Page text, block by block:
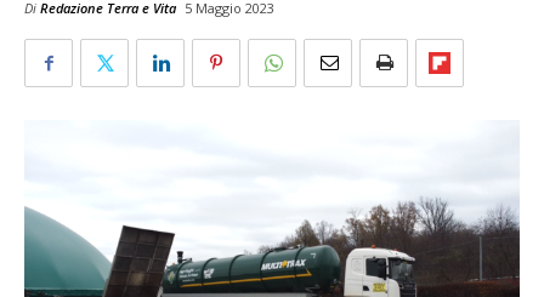
Di Redazione Terra e Vita 5 Maggio 2023